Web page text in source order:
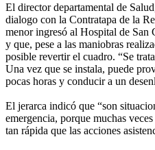
El director departamental de
dialogo con la Contratapa de la
menor ingresó al Hospital de San
y que, pese a las maniobras
posible revertir el cuadro. “Se
Una vez que se instala, puede
pocas horas y conducir a un
El jerarca indicó que “son
emergencia, porque muchas
tan rápida que las acciones